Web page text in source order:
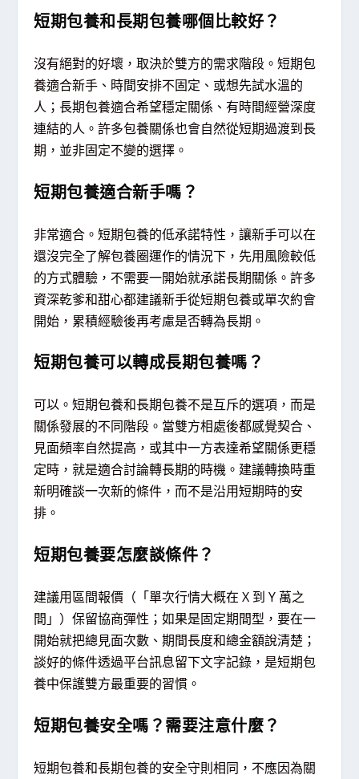
短期包養和長期包養哪個比較好？
沒有絕對的好壞，取決於雙方的需求階段。短期包
養適合新手、時間安排不固定、或想先試水溫的
人；長期包養適合希望穩定關係、有時間經營深度
連結的人。許多包養關係也會自然從短期過渡到長
期，並非固定不變的選擇。
短期包養適合新手嗎？
非常適合。短期包養的低承諾特性，讓新手可以在
還沒完全了解包養圈運作的情況下，先用風險較低
的方式體驗，不需要一開始就承諾長期關係。許多
資深乾爹和甜心都建議新手從短期包養或單次約會
開始，累積經驗後再考慮是否轉為長期。
短期包養可以轉成長期包養嗎？
可以。短期包養和長期包養不是互斥的選項，而是
關係發展的不同階段。當雙方相處後都感覺契合、
見面頻率自然提高，或其中一方表達希望關係更穩
定時，就是適合討論轉長期的時機。建議轉換時重
新明確談一次新的條件，而不是沿用短期時的安
排。
短期包養要怎麼談條件？
建議用區間報價（「單次行情大概在 X 到 Y 萬之
間」）保留協商彈性；如果是固定期間型，要在一
開始就把總見面次數、期間長度和總金額說清楚；
談好的條件透過平台訊息留下文字記錄，是短期包
養中保護雙方最重要的習慣。
短期包養安全嗎？需要注意什麼？
短期包養和長期包養的安全守則相同，不應因為關